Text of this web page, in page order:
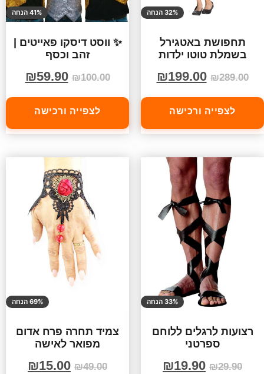
32% הנחה
תחפושת באטגירל
בשמלת טוטו ילדות
₪289.00
₪199.00
לצפייה ורכישה
41% הנחה
✨ ווסט דיסקו פאייטים |
זהב וכסף
₪100.00
₪59.90
לצפייה ורכישה
33% הנחה
רצועות לרגלים ללוחם
ספרטני
₪29.90
₪19.90
69% הנחה
צמיד תחרה פרח אדום
מפואר לאישה
₪49.00
₪15.00